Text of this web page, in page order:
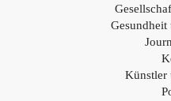
Gesundheit
Künstler